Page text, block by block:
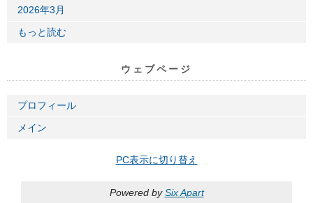
2026年3月
もっと読む
ウェブページ
プロフィール
メイン
PC表示に切り替え
Powered bySix Apart